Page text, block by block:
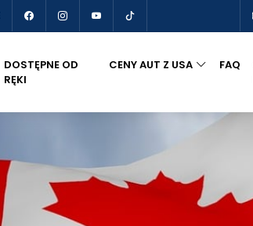
DOSTĘPNE OD
RĘKI
CENY AUT Z USA FAQ